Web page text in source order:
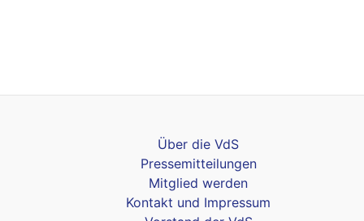
Über die VdS
Pressemitteilungen
Mitglied werden
Kontakt und Impressum